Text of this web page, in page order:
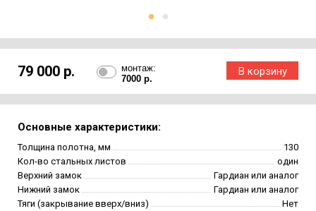
79 000 р.
монтаж:
7000 р.
Основные характеристики:
Толщина полотна, мм
130
Кол-во стальных листов
один
Верхний замок
Гардиан или аналог
Нижний замок
Гардиан или аналог
Тяги (закрывание вверх/вниз)
Нет